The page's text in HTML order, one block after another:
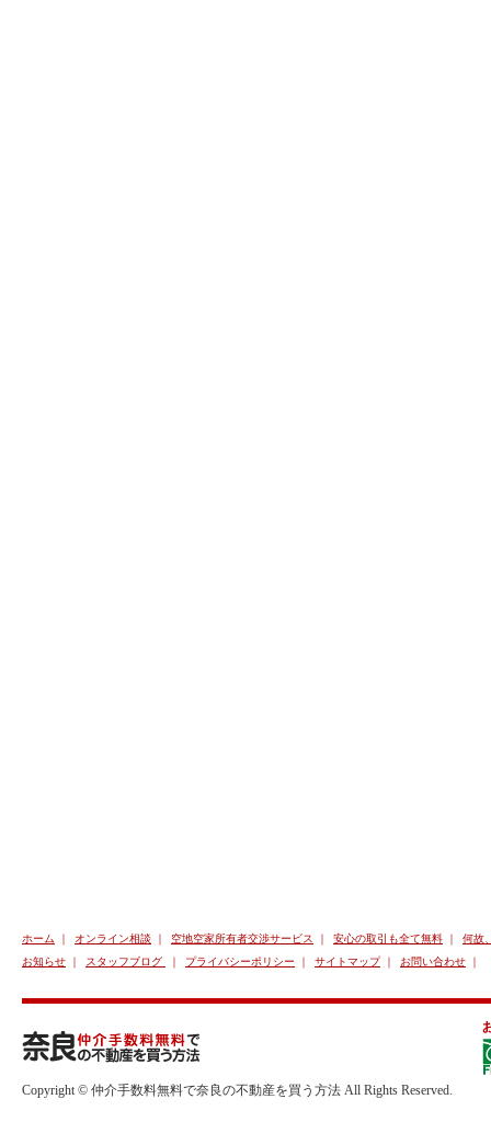
ホーム ｜ オンライン相談 ｜ 空地空家所有者交渉サービス ｜ 安心の取引も全て無料 ｜
何故
お知らせ ｜ スタッフブログ ｜ プライバシーポリシー ｜ サイトマップ｜ お問い合わせ ｜
Copyright © 仲介手数料無料で奈良の不動産を買う方法 All Rights Reserved.